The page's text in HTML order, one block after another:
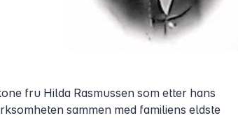
fru Hilda Rasmussen som etter hans
sammen med familiens eldste